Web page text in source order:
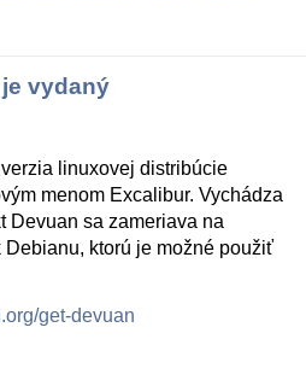
vydaný
linuxovej distribúcie
menom Excalibur. Vychádza
Devuan sa zameriava na
ktorú je možné použiť
get-devuan